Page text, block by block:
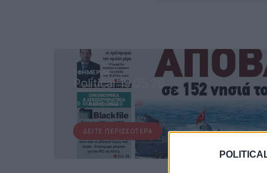
ΕΦΗΜΕΡΊΔΑ
Political 19.05.26
19 ΜΑΪ́ΟΥ, 2026
ΔΕΊΤΕ ΠΕΡΙΣΣΌΤΕΡΑ